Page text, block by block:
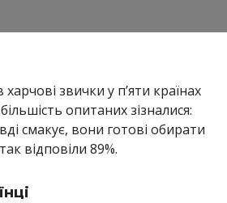
звички у п’яти країнах
опитаних зізналися:
смакує, вони готові обирати
відповіли 89%.